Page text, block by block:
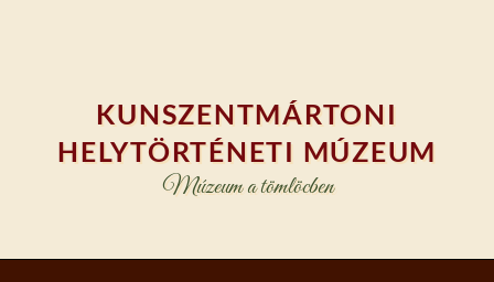
KUNSZENTMÁRTONI
HELYTÖRTÉNETI MÚZEUM
Múzeum a tömlöcben